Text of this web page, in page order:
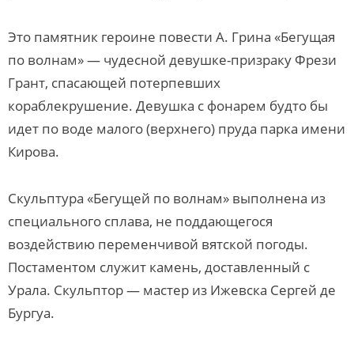
Это памятник героине повести А. Грина «Бегущая
по волнам» — чудесной девушке-призраку Фрези
Грант, спасающей потерпевших
кораблекрушение. Девушка с фонарем будто бы
идет по воде малого (верхнего) пруда парка имени
Кирова.
Скульптура «Бегущей по волнам» выполнена из
специального сплава, не поддающегося
воздействию переменчивой вятской погоды.
Постаментом служит камень, доставленный с
Урала. Скульптор — мастер из Ижевска Сергей де
Бургуа.